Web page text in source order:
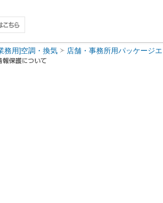
務用]空調・換気 店舗・事務所用パッケージ